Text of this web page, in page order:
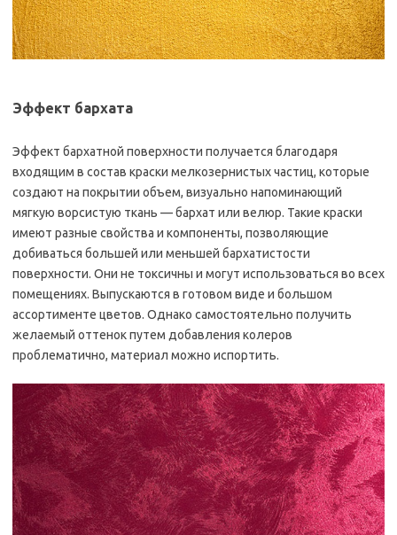
Эффект бархата
Эффект бархатной поверхности получается благодаря
входящим в состав краски мелкозернистых частиц, которые
создают на покрытии объем, визуально напоминающий
мягкую ворсистую ткань — бархат или велюр. Такие краски
имеют разные свойства и компоненты, позволяющие
добиваться большей или меньшей бархатистости
поверхности. Они не токсичны и могут использоваться во всех
помещениях. Выпускаются в готовом виде и большом
ассортименте цветов. Однако самостоятельно получить
желаемый оттенок путем добавления колеров
проблематично, материал можно испортить.